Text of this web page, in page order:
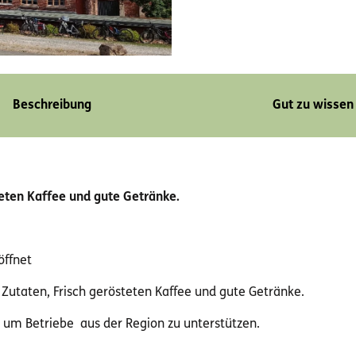
Beschreibung Gut zu wissen
Kaffee und gute Getränke.
Frisch gerösteten Kaffee und gute Getränke.
Betriebe aus der Region zu unterstützen.